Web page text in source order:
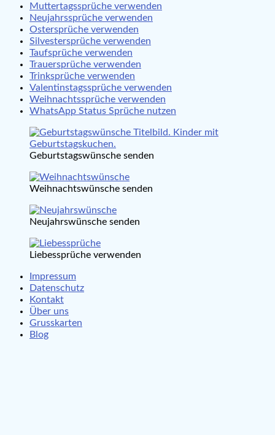
Muttertagssprüche verwenden
Neujahrssprüche verwenden
Ostersprüche verwenden
Silvestersprüche verwenden
Taufsprüche verwenden
Trauersprüche verwenden
Trinksprüche verwenden
Valentinstagssprüche verwenden
Weihnachtssprüche verwenden
WhatsApp Status Sprüche nutzen
Geburtstagswünsche senden
Weihnachtswünsche senden
Neujahrswünsche senden
Liebessprüche verwenden
Impressum
Datenschutz
Kontakt
Über uns
Grusskarten
Blog